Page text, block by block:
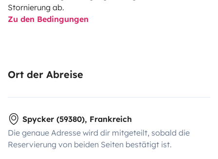
Stornierung ab.
Zu den Bedingungen
Ort der Abreise
Spycker (59380), Frankreich
Die genaue Adresse wird dir mitgeteilt, sobald die
Reservierung von beiden Seiten bestätigt ist.